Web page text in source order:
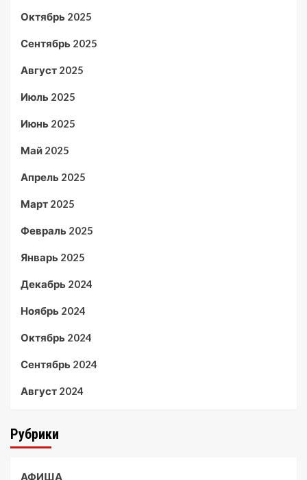
Октябрь 2025
Сентябрь 2025
Август 2025
Июль 2025
Июнь 2025
Май 2025
Апрель 2025
Март 2025
Февраль 2025
Январь 2025
Декабрь 2024
Ноябрь 2024
Октябрь 2024
Сентябрь 2024
Август 2024
Рубрики
АФИША